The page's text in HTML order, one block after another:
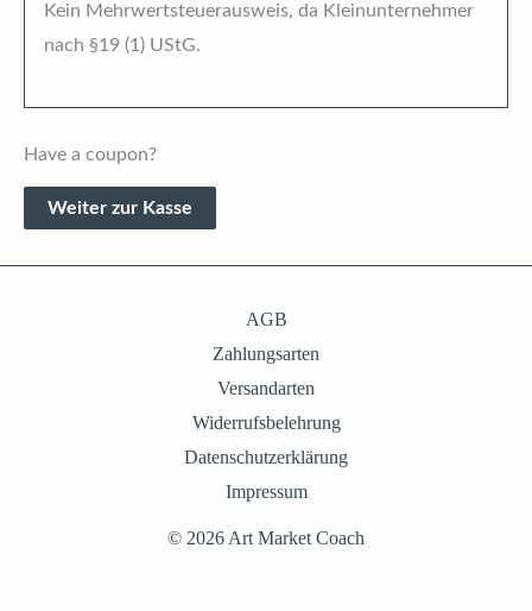
Kein Mehrwertsteuerausweis, da Kleinunternehmer
nach §19 (1) UStG.
Have a coupon?
Weiter zur Kasse
AGB
Zahlungsarten
Versandarten
Widerrufsbelehrung
Datenschutzerklärung
Impressum
© 2026 Art Market Coach